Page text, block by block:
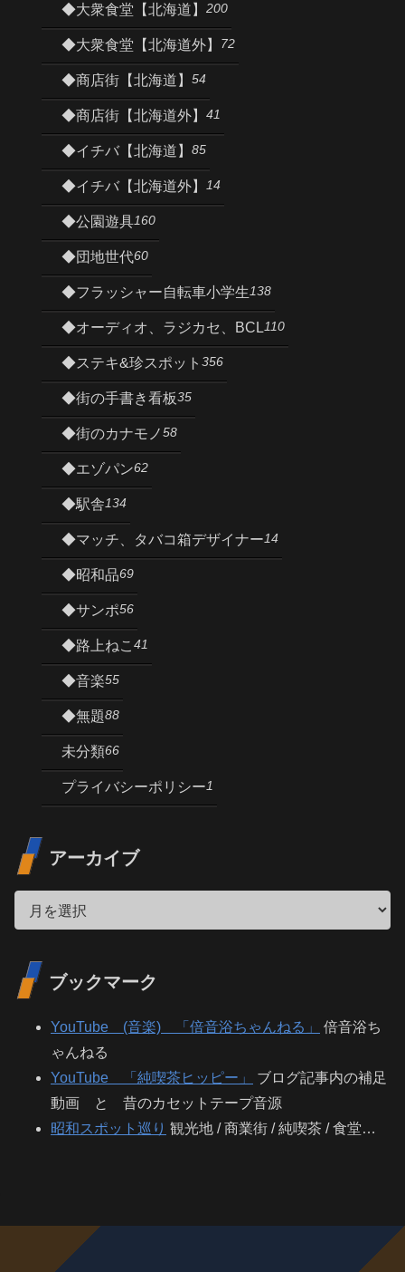
◆大衆食堂【北海道】 200
◆大衆食堂【北海道外】 72
◆商店街【北海道】 54
◆商店街【北海道外】 41
◆イチバ【北海道】 85
◆イチバ【北海道外】 14
◆公園遊具160
◆団地世代60
◆フラッシャー自転車小学生138
◆オーディオ、ラジカセ、BCL110
◆ステキ&珍スポット 356
◆街の手書き看板35
◆街のカナモノ58
◆エゾパン62
◆駅舎134
◆マッチ、タバコ箱デザイナー14
◆昭和品69
◆サンポ56
◆路上ねこ41
◆音楽55
◆無題88
未分類66
プライバシーポリシー1
アーカイブ
ブックマーク
YouTube (音楽) 「倍音浴ちゃんねる」
倍音浴ち
ゃんねる
YouTube 「純喫茶ヒッピー」
ブログ記事内の補足
動画 と 昔のカセットテープ音源
昭和スポット巡り 観光地 / 商業街 / 純喫茶 / 食堂…